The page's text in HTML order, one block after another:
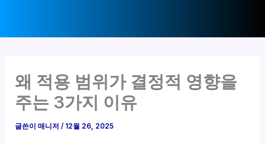
왜 적용 범위가 결정적 영향을
주는 3가지 이유
글쓴이매니저/ 12월 26, 2025